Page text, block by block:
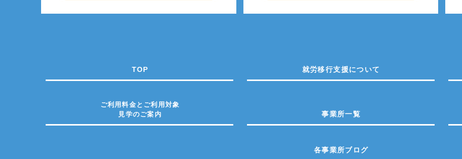
TOP 就労移行支援について
ご利用料金とご利用対象
見学のご案内
事業所一覧
各事業所ブログ